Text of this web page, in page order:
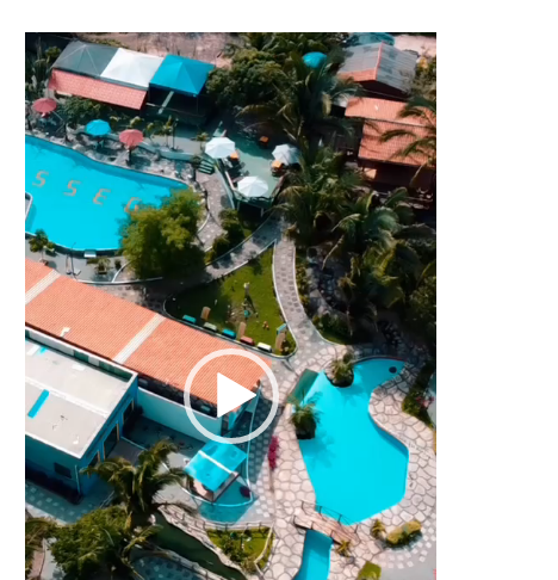
Tocador
de
vídeo